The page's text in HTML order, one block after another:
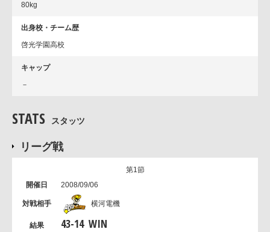
80kg
出身校・チーム歴
啓光学園高校
キャップ
－
STATS スタッツ
リーグ戦
第1節
2008/09/06
横河電機
43-14 WIN